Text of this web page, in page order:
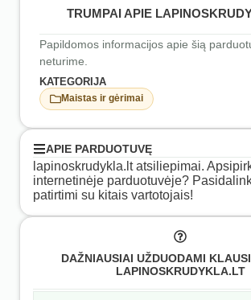
TRUMPAI APIE
Papildomos informacijos apie šią
neturime.
KATEGORIJA
Maistas ir gėrimai
APIE PARDUOTUVĘ
lapinoskrudykla.lt atsiliepimai.
internetinėje parduotuvėje?
patirtimi su kitais vartotojais!
DAŽNIAUSIAI UŽDUODAMI
LAPINOSKRUDYKLA.LT